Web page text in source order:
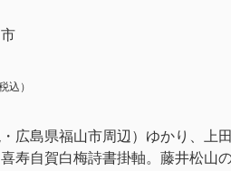
込）
広島県福山市周辺）ゆかり、上田
寿自賀白梅詩書掛軸。藤井松山